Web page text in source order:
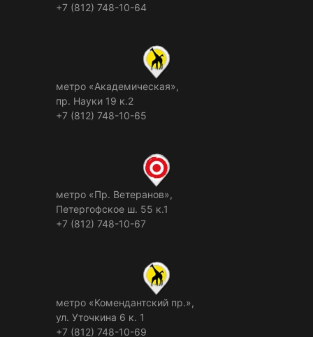
+7 (812) 748-10-64
метро «Академическая»,
пр. Науки 19 к.2
+7 (812) 748-10-65
метро «Пр. Ветеранов»,
Петергофское ш. 55 к.1
+7 (812) 748-10-67
метро «Комендантский пр.»,
ул. Уточкина 6 к. 1
+7 (812) 748-10-69